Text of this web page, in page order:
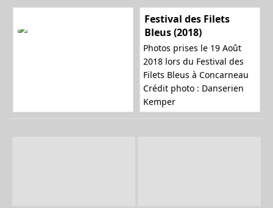
Festival des Filets
Bleus (2018)
Photos prises le 19 Août
2018 lors du Festival des
Filets Bleus à Concarneau
Crédit photo : Danserien
Kemper